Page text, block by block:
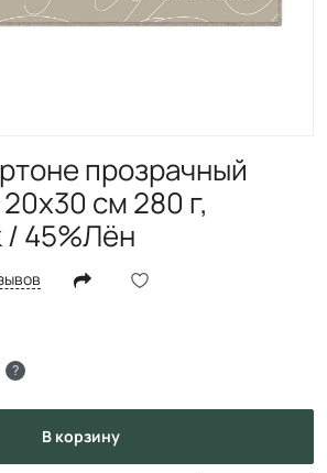
прозрачный
см 280 г,
/ 45%Лён
?
в корзину